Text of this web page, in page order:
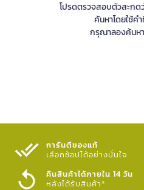
โปรดตรวจสอบตัวสะกด
ค้นหาโดยใช้ค
กรุณาลองค้นห
การันตีของแท้
เลือกช้อปได้อย่างมั่นใจ​
คืนสินค้าได้ภายใน 14 วัน
หลังได้รับสินค้า*